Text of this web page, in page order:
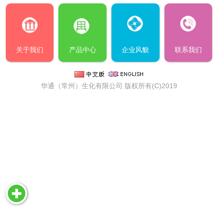
关于我们 产品中心 企业风貌 联系我们
华通（常州）生化有限公司 版权所有(C)2019